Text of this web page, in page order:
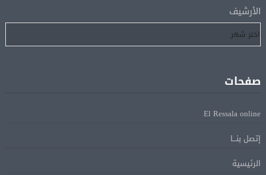
إسبانيا تعيد فرض الرقابة على حدودها مع إيطاليا وسط
خلاف متصاعد بشأن الهجرة
للسفن فى هرمز
الرئيس الإيرانى: الظروف الراهنة فرصة للتوصل إلى اتفاق
Alcool américain au Canada: «Carney risque d’être pris en
الأرشيف
صفحات
El Ressala online
إتصل بنـــا
الرئيسية